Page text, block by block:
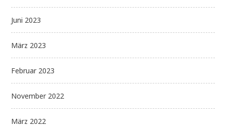
Juni 2023
März 2023
Februar 2023
November 2022
März 2022